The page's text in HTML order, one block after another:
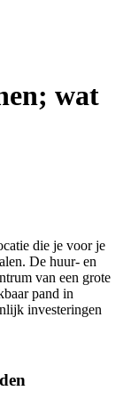
wat
die je voor je
De huur- en
van een grote
pand in
investeringen